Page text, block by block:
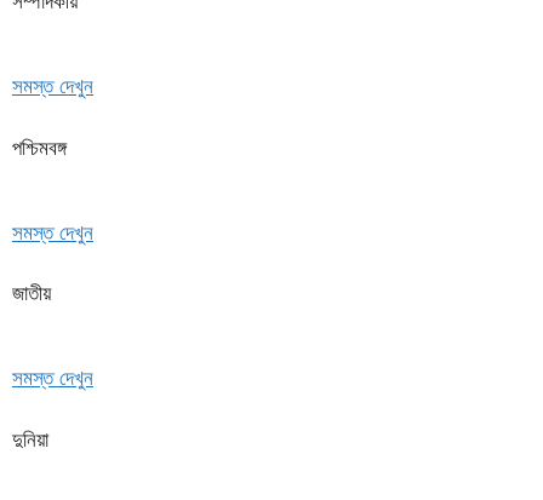
সমস্ত দেখুন
পশ্চিমবঙ্গ
সমস্ত দেখুন
জাতীয়
সমস্ত দেখুন
দুনিয়া